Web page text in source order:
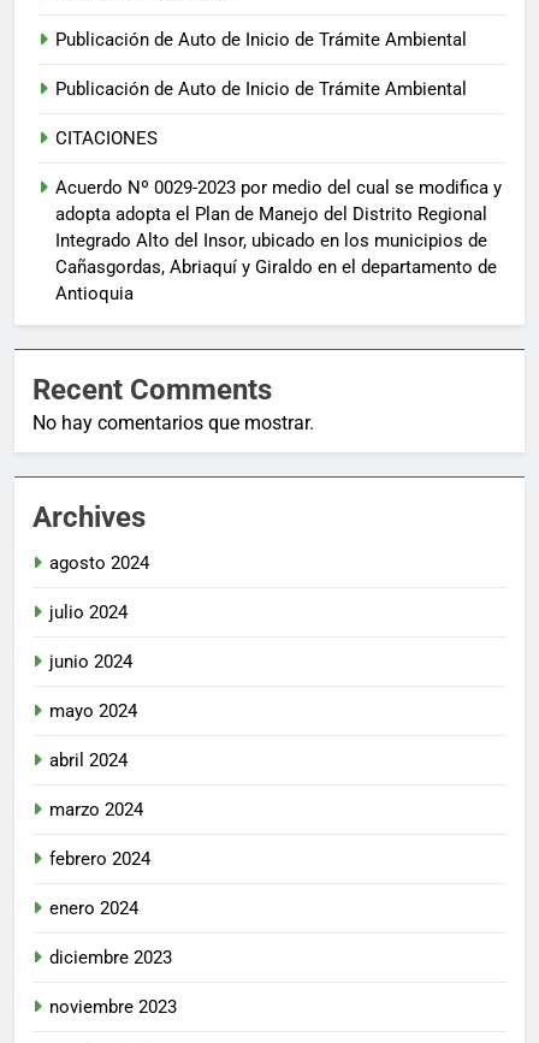
Publicación de Auto de Inicio de Trámite Ambiental
Publicación de Auto de Inicio de Trámite Ambiental
CITACIONES
Acuerdo Nº 0029-2023 por medio del cual se modifica y
adopta adopta el Plan de Manejo del Distrito Regional
Integrado Alto del Insor, ubicado en los municipios de
Cañasgordas, Abriaquí y Giraldo en el departamento de
Antioquia
Recent Comments
No hay comentarios que mostrar.
Archives
agosto 2024
julio 2024
junio 2024
mayo 2024
abril 2024
marzo 2024
febrero 2024
enero 2024
diciembre 2023
noviembre 2023